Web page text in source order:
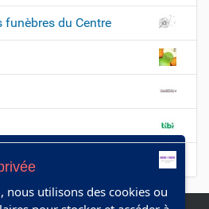
funèbres du Centre
nous utilisons des cookies ou